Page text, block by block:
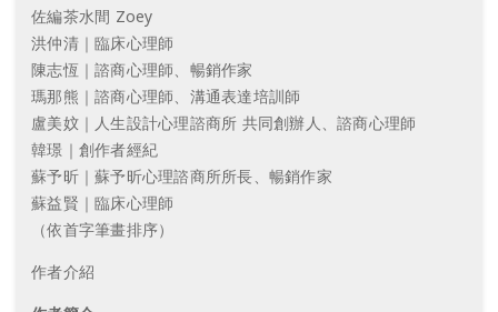
佐編茶水間 Zoey
洪仲清｜臨床心理師
陳志恆｜諮商心理師、暢銷作家
瑪那熊｜諮商心理師、溝通表達培訓師
盧美妏｜人生設計心理諮商所 共同創辦人、諮商心理師
韓璟｜創作者經紀
蘇予昕｜蘇予昕心理諮商所所長、暢銷作家
蘇益賢｜臨床心理師
（依首字筆畫排序）
作者介紹